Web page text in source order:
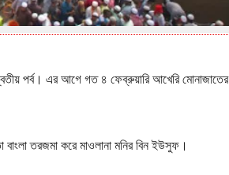
পর্ব। এর আগে গত ৪ ফেব্রুয়ারি আখেরি মোনাজাতের
তরজমা করে মাওলানা মনির বিন ইউসুফ।